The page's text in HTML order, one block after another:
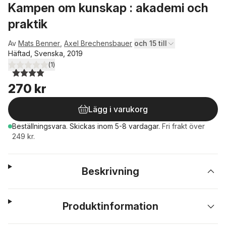
Kampen om kunskap : akademi och
praktik
Av Mats Benner Axel Brechensbauer och 15 till
Häftad, Svenska, 2019
4,0utav 5 stjärnor. Totalt antal röster:
(1)
270 kr
Lägg i varukorg
Beställningsvara. Skickas inom 5-8 vardagar. Fri frakt över
249 kr.
Beskrivning
Produktinformation